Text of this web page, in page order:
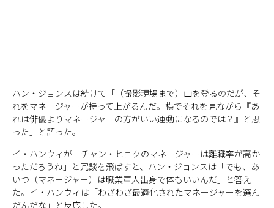
ハン・ジョンスは続けて「（撮影現場まで）山を登るのだが、そ
れをマネージャーが持って上がるんだ。横でそれを見ながら『あ
れは俳優よりマネージャーの方がいい運動になるのでは？』と思
った」と語った。
イ・ハンウィが「チャン・ヒョクのマネージャーは離職率が高か
っただろうね」と冗談を飛ばすと、ハン・ジョンスは「でも、あ
いつ（マネージャー）は職業軍人出身で体もいいんだ」と答え
た。イ・ハンウィは「わざわざ最適化されたマネージャーを選ん
だんだな」と反応した。